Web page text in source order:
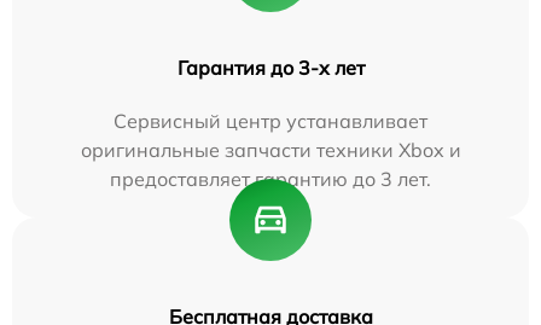
Гарантия до 3-х лет
Сервисный центр устанавливает
оригинальные запчасти техники Xbox и
предоставляет гарантию до 3 лет.
Бесплатная доставка